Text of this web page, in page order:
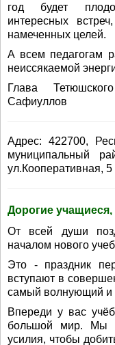
год будет
интересных
намеченных целей.
А всем педагогам
неиссякаемой
Глава
Сафиуллов
Адрес: 422700,
муниципальный
ул.Кооперативная, 5
Дорогие учащиеся,
От всей души
началом нового
Это - праздник
вступают в
самый волнующий и
Впереди у вас
большой мир. Мы
усилия, чтобы